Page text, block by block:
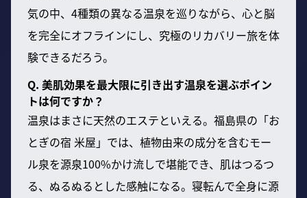
気の中、4種類の異なる温泉を巡りながら、心と脳
を完全にオフラインにし、究極のリカバリー旅を体
験できるだろう。
Q. 美肌効果を最大限に引き出す温泉を選ぶポイン
トは何ですか？
温泉はまさに天然のエステといえる。福島県の「お
とぎの宿 米屋」では、植物由来の成分を含むモー
ル泉を源泉100%かけ流しで堪能でき、肌はつるつ
る、ぬるぬるとした感触になる。寝転んで全身に源